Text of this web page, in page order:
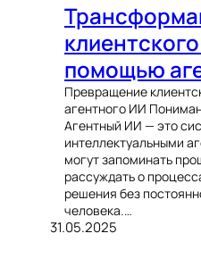
помощью
Превращение
агентного ИИ
Агентный ИИ — это
интеллектуальными
могут запоминать
рассуждать о
решения без
человека.…
31.05.2025